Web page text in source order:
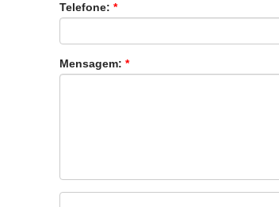
Telefone: *
Mensagem: *